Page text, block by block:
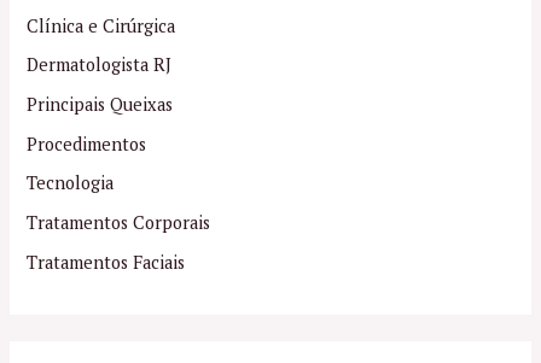
Clínica e Cirúrgica
Dermatologista RJ
Principais Queixas
Procedimentos
Tecnologia
Tratamentos Corporais
Tratamentos Faciais